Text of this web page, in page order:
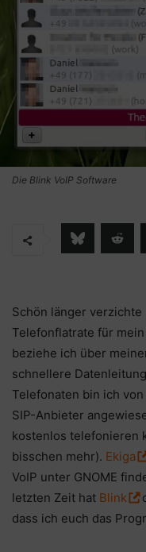
Die Blink VoIP Software
Schön länger
Telefonflatrate für
beziehe ich über
schnellere
Telefonaten bin ich
SIP-Anbieter
kostenlos telefonieren
bisschen mehr). Ekiga
VoIP unter GNOME
letzten Zeit hat Blink
dass ich euch das